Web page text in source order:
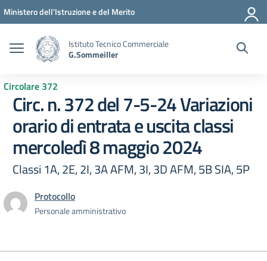
Vai ai contenuti
Vai al menu di navigazione
Vai al footer
Ministero dell'Istruzione e del Merito
Istituto Tecnico Commerciale
G.Sommeiller
Circolare 372
Circ. n. 372 del 7-5-24 Variazioni
orario di entrata e uscita classi
mercoledì 8 maggio 2024
Classi 1A, 2E, 2I, 3A AFM, 3I, 3D AFM, 5B SIA, 5P
Protocollo
Personale amministrativo